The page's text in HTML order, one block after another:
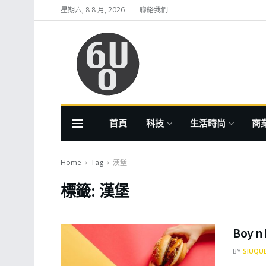
星期六, 8 8 月, 2026 聯絡我們
首頁 科技 生活時尚 商
Home Tag 漢堡
標籤: 漢堡
Boy
BY